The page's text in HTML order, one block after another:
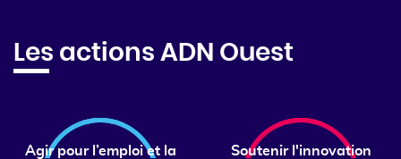
Les actions ADN Ouest
Agir pour l’emploi et la
Soutenir l'innovation